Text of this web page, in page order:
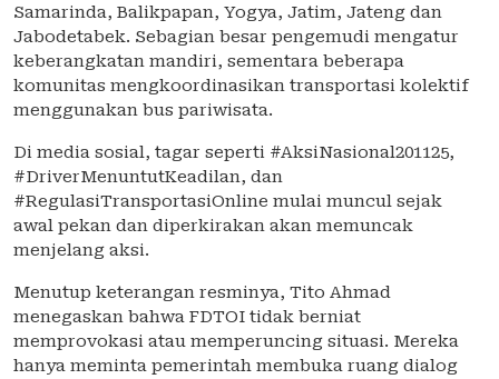
Samarinda, Balikpapan, Yogya, Jatim, Jateng dan
Jabodetabek. Sebagian besar pengemudi mengatur
keberangkatan mandiri, sementara beberapa
komunitas mengkoordinasikan transportasi kolektif
menggunakan bus pariwisata.
Di media sosial, tagar seperti #AksiNasional201125,
#DriverMenuntutKeadilan, dan
#RegulasiTransportasiOnline mulai muncul sejak
awal pekan dan diperkirakan akan memuncak
menjelang aksi.
Menutup keterangan resminya, Tito Ahmad
menegaskan bahwa FDTOI tidak berniat
memprovokasi atau memperuncing situasi. Mereka
hanya meminta pemerintah membuka ruang dialog